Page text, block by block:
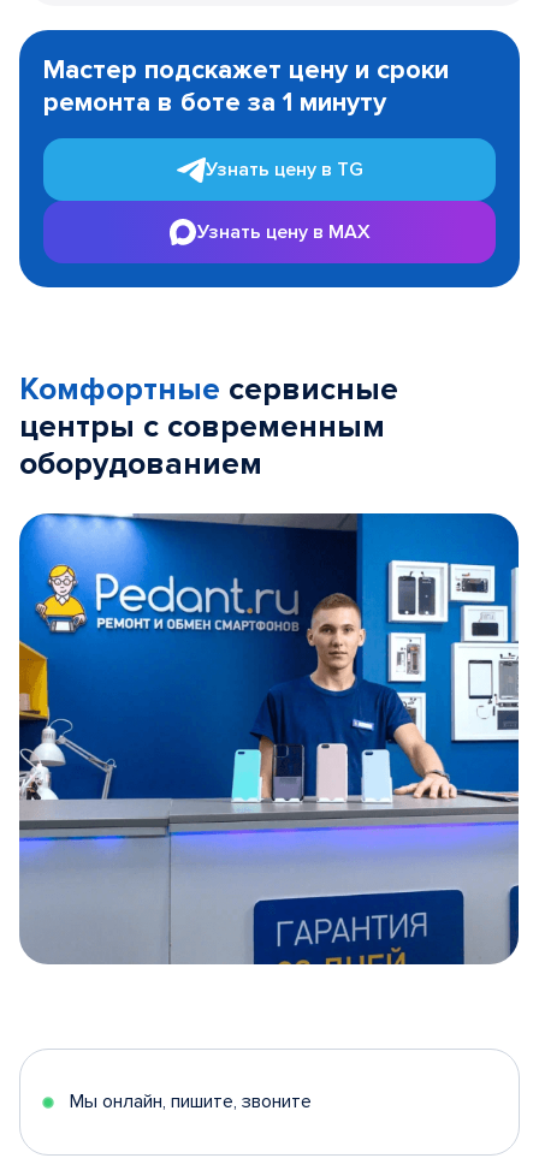
1
Мастер подскажет цену и сроки
ремонта в боте за 1 минуту
Узнать цену в TG
Узнать цену в MAX
Комфортные сервисные
центры с современным
оборудованием
5
Мы онлайн, пишите, звоните